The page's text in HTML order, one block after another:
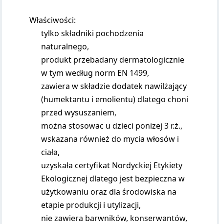
Właściwości:
tylko składniki pochodzenia
naturalnego,
produkt przebadany dermatologicznie
w tym według norm EN 1499,
zawiera w składzie dodatek nawilżający
(humektantu i emolientu) dlatego choni
przed wysuszaniem,
można stosowac u dzieci ponizej 3 r.ż.,
wskazana również do mycia włosów i
ciała,
uzyskała certyfikat Nordyckiej Etykiety
Ekologicznej dlatego jest bezpieczna w
użytkowaniu oraz dla środowiska na
etapie produkcji i utylizacji,
nie zawiera barwników, konserwantów,